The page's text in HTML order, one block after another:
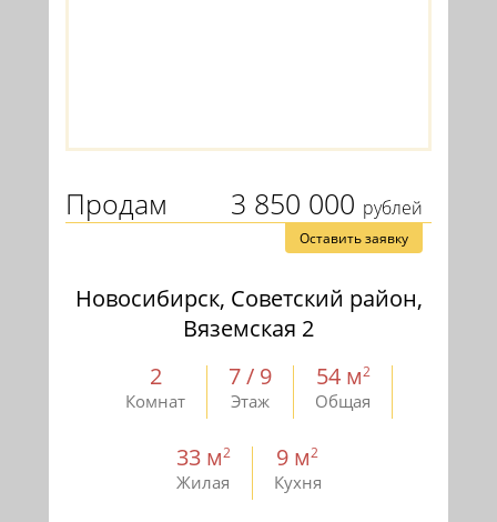
3 850 000 рублей
Продам
Оставить заявку
Новосибирск, Советский район,
Вяземская 2
2
Комнат
7 / 9
Этаж
54 м2
Общая
33 м2
Жилая
9 м2
Кухня